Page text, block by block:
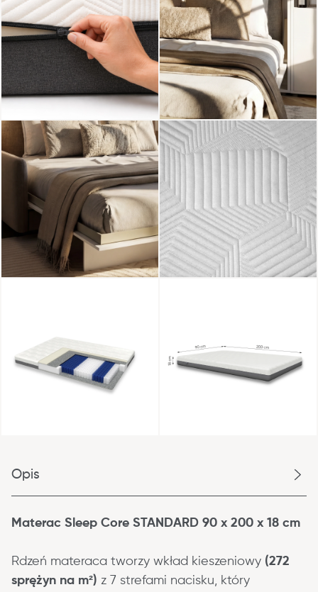
Opis
Materac Sleep Core STANDARD 90 x 200 x 18 cm
Rdzeń materaca tworzy wkład kieszeniowy (272
sprężyn na m²) z 7 strefami nacisku, który